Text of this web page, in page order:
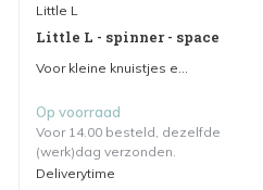
Little L
Little L - spinner - space
Voor kleine knuistjes e...
Op voorraad
Voor 14.00 besteld, dezelfde
(werk)dag verzonden.
Deliverytime